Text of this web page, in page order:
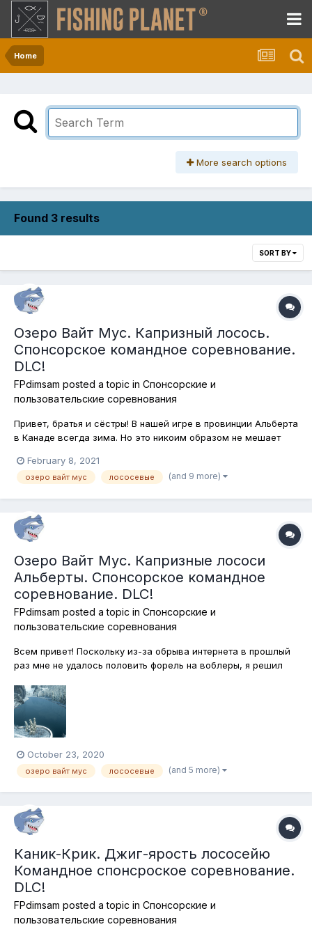
Home
More search options
Found 3 results
SORT BY
Озеро Вайт Мус. Капризный лосось.
Спонсорское командное соревнование.
DLC!
FPdimsam posted a topic in Спонсорские и
пользовательские соревнования
Привет, братья и сёстры! В нашей игре в провинции Альберта
в Канаде всегда зима. Но это никоим образом не мешает
ловить мы будем сегодня всех лососевых рыб, которые
обитают в этом глубоком водоёме! И что самое интересное,
February 8, 2021
озеро вайт мус лососевые (and 9 more)
Озеро Вайт Мус. Капризные лососи
Альберты. Спонсорское командное
соревнование. DLC!
FPdimsam posted a topic in Спонсорские и
пользовательские соревнования
Всем привет! Поскольку из-за обрыва интернета в прошлый
раз мне не удалось половить форель на воблеры, я решил
Вайт Мус в Канаду, дабы в его холодных глубоких водах
половить на воблеры все виды лососей. Так что
присоединяйтесь, скучно не...
October 23, 2020
озеро вайт мус лососевые (and 5 more)
Каник-Крик. Джиг-ярость лососейю
Командное спонсроское соревнование.
DLC!
FPdimsam posted a topic in Спонсорские и
пользовательские соревнования